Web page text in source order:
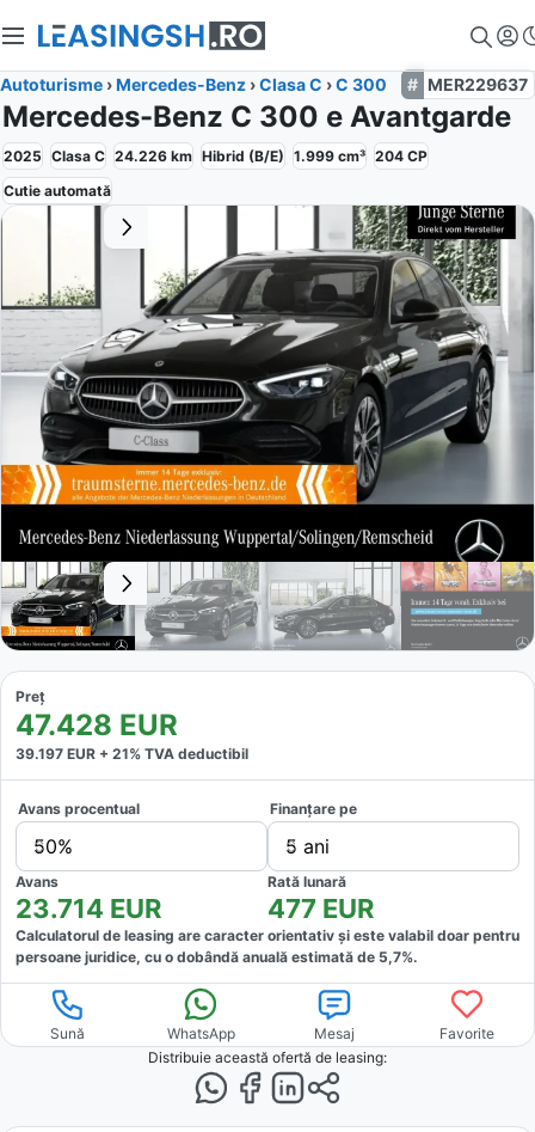
Autoturisme ›Mercedes-Benz ›Clasa C ›C 300 MER229637
Mercedes-Benz C 300 e Avantgarde
2025 Clasa C 24.226 km Hibrid (B/E) 1.999 cm³ 204 CP
Cutie automată
Preț
47.428 EUR
39.197 EUR + 21% TVA deductibil
Avans procentual
50%
Finanțare pe
5 ani
Avans
23.714 EUR
Rată lunară
477 EUR
Calculatorul de leasing are caracter orientativ și este valabil doar pentru
persoane juridice, cu o dobândă anuală estimată de 5,7%.
Sună WhatsApp Mesaj
Favorite
Distribuie această ofertă de leasing: